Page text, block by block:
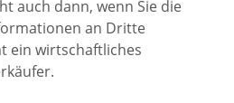
auch dann, wenn Sie die
an Dritte
ein wirtschaftliches